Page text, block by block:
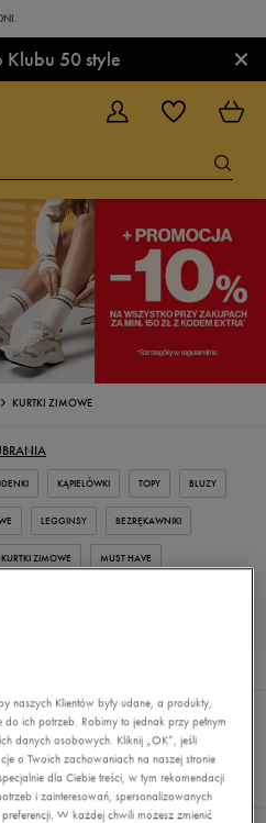
Klubu 50 style ×
KURTKI ZIMOWE
KĄPIELÓWKI TOPY BLUZY
LEGGINSY BEZRĘKAWNIKI
KURTKI ZIMOWE MUST HAVE
NIEROZPINANE UMBRO
FILTRUJ (2)
Pokaż
60
z 6
naszych Klientów były udane, a produkty,
ich potrzeb. Robimy to jednak przy pełnym
danych osobowych. Kliknij „OK”, jeśli
o Twoich zachowaniach na naszej stronie
dla Ciebie treści, w tym rekomendacji
i zainteresowań, spersonalizowanych
W każdej chwili możesz zmienić